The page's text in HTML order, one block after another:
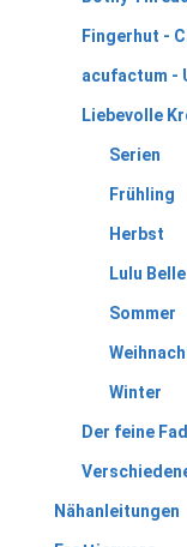
Fingerhut -
acufactum -
Liebevolle
Serien
Frühling
Herbst
Lulu Belle
Sommer
Winter
Der feine
Nähanleitungen